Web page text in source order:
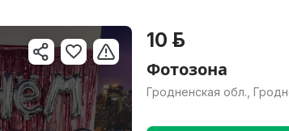
10 р.
Фотозона
Гродненская обл.,